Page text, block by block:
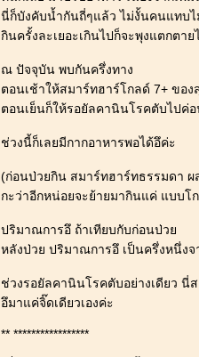
นี่ก็บังคับน้ำกันถี่ๆแล้ว ไม่งั้นคนแทบไ
กินครั้งละเยอะเกินไปก็จะพุงแตกตาย
ณ ปัจจุบัน พบกันครึ่งทาง
ตอนเช้าให้สมาร์ทฮาร์โกลด์ 7+ ขอ
ตอนเย็นก็ให้รอยัลคานินโรคตับไปค่อ
ช่วงนี้ก็เลยมีกากอาหารพอได้อึค่ะ
(ก่อนป่วยกิน สมาร์ทฮาร์ทธรรมดา
กะว่าอีกหน่อยจะย้ายมากินแค่ แบบโ
ปริมาณการอึ ถ้าเทียบกับก่อนป่ว
หลังป่วย ปริมาณการอึ เป็นครึ่งหนึ่งจ
ช่วงรอยัลคานินโรคตับอย่างเดียว นี่
อึมาแค่จิ๊ดเดียวเองค่ะ
** *****************